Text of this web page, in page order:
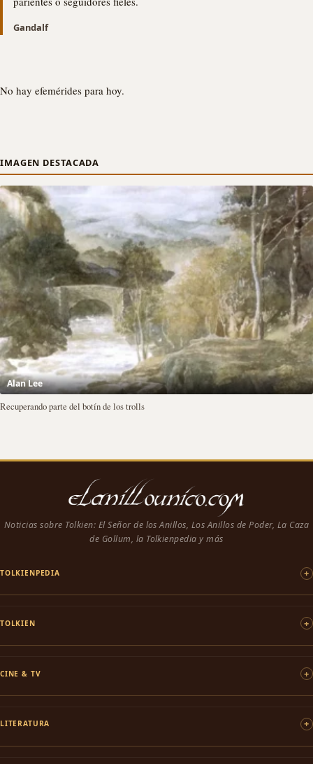
Gandalf
No hay efemérides para hoy.
IMAGEN DESTACADA
Alan Lee
Recuperando parte del botín de los trolls
Noticias sobre Tolkien: El Señor de los Anillos, Los Anillos de Poder, La Caza
de Gollum, la Tolkienpedia y más
TOLKIENPEDIA
TOLKIEN
CINE & TV
LITERATURA